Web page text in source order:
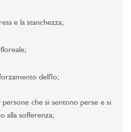
e la stanchezza;
dell'Io;
che si sentono perse e si
alla sofferenza;